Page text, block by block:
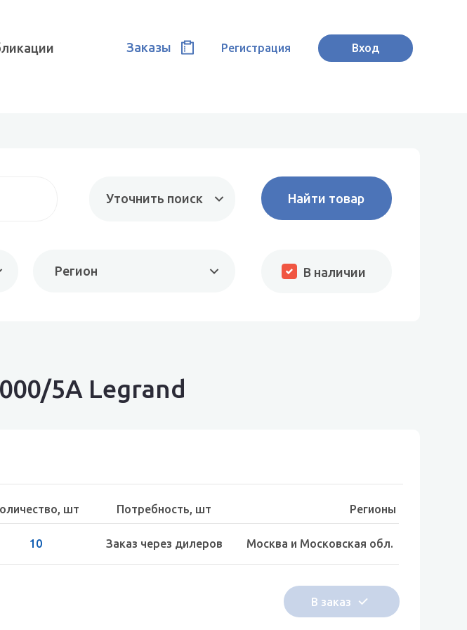
Заказы Регистрация Вход
Уточнить поиск
Регион В наличии
5А Legrand
шт Потребность, шт Регионы
10 Заказ через дилеров Москва и Московская обл.